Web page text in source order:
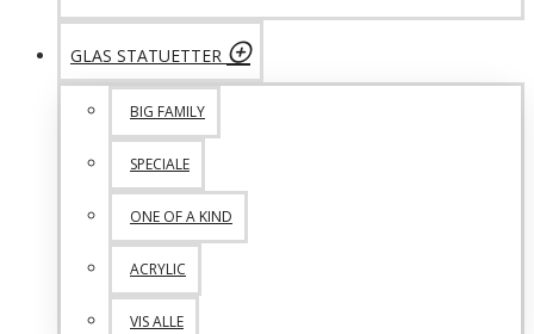
GLAS STATUETTER
BIG FAMILY
SPECIALE
ONE OF A KIND
ACRYLIC
VIS ALLE